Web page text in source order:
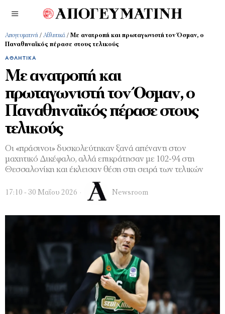
Απογευματινή / Αθλητικά / Με ανατροπή και πρωταγωνιστή τον Όσμαν, ο
Παναθηναϊκός πέρασε στους τελικούς
ΑΘΛΗΤΙΚΆ
Με ανατροπή και
πρωταγωνιστή τον Όσμαν, ο
Παναθηναϊκός πέρασε στους
τελικούς
Οι «πράσινοι» δυσκολεύτηκαν ξανά απέναντι στον
μαχητικό Δικέφαλο, αλλά επικράτησαν με 102-94 στη
Θεσσαλονίκη και έκλεισαν θέση στη σειρά των τελικών
17:10 - 30 Μαΐου 2026 Newsroom